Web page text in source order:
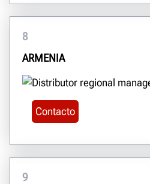
8
ARMENIA
Contacto
9